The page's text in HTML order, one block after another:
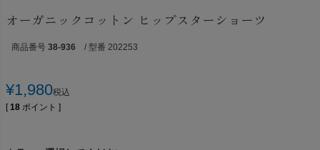
オーガニックコットン ヒップスターショーツ
商品番号 38-936 / 型番 202253
¥1,980税込
[ 18 ポイント ]